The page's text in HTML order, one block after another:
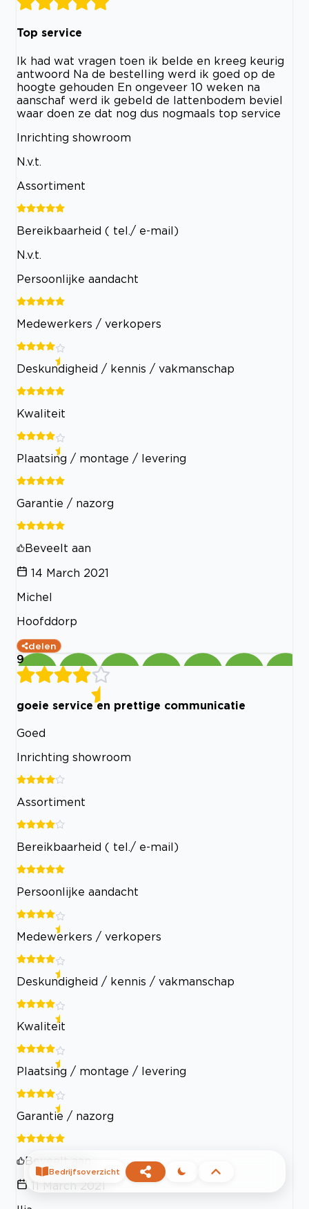
Top service
Ik had wat vragen toen ik belde en kreeg keurig
antwoord Na de bestelling werd ik goed op de
hoogte gehouden En ongeveer 10 weken na
aanschaf werd ik gebeld de lattenbodem beviel
waar doen ze dat nog dus nogmaals top service
Inrichting showroom
N.v.t.
Assortiment
Bereikbaarheid ( tel./ e-mail)
N.v.t.
Persoonlijke aandacht
Medewerkers / verkopers
Deskundigheid / kennis / vakmanschap
Kwaliteit
Plaatsing / montage / levering
Garantie / nazorg
Beveelt aan
14 March 2021
Michel
Hoofddorp
delen
9
goeie service en prettige communicatie
Goed
Inrichting showroom
Assortiment
Bereikbaarheid ( tel./ e-mail)
Persoonlijke aandacht
Medewerkers / verkopers
Deskundigheid / kennis / vakmanschap
Kwaliteit
Plaatsing / montage / levering
Garantie / nazorg
Beveelt aan
11 March 2021
Bedrijfsoverzicht